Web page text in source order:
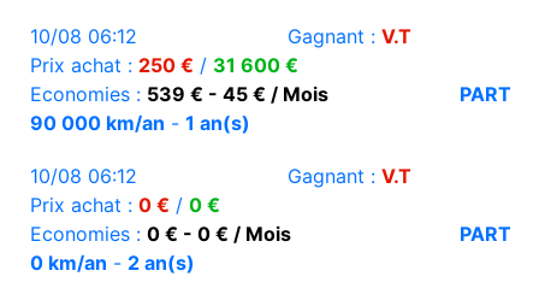
10/08 06:12 Gagnant : V.T
Prix achat : 250 € / 31 600 €
Economies : 539 € - 45 € / Mois
PART
90 000 km/an - 1 an(s)
10/08 06:12 Gagnant : V.T
Prix achat : 0 € / 0 €
Economies : 0 € - 0 € / Mois
PART
0 km/an - 2 an(s)